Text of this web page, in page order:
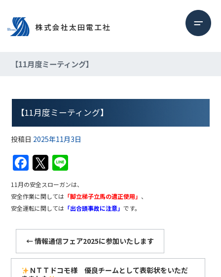
【11月度ミーティング】
【11月度ミーティング】
投稿日 2025年11月3日
F
a
c
e
b
o
o
T
w
itt
er
n
e
11月の安全スローガンは、
安全作業に関しては 「脚立梯子立馬の適正使用」 、
安全運転に関しては 「出合頭事故に注意」です。
←情報通信フェア2025に参加いたします
ＮＴＴドコモ様 優良チームとして表彰状をいただ